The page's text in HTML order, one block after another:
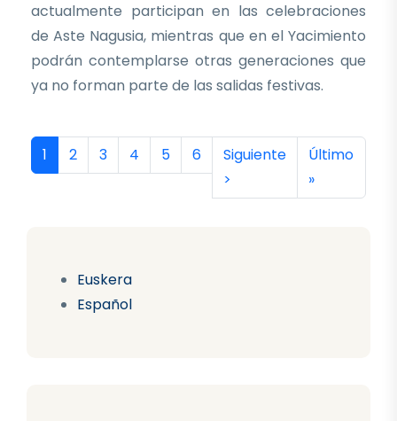
Euskera
Español
actualmente participan en las celebraciones
de Aste Nagusia, mientras que en el Yacimiento
podrán contemplarse otras generaciones que
ya no forman parte de las salidas festivas.
Paginación
Página actual
1 Página
2 Página
3 Página
4 Página
5 Página
6 Siguiente página
Siguiente
>
Última
Último
»